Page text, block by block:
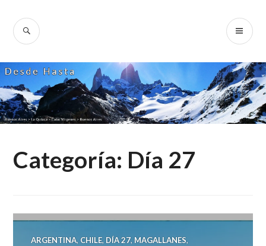
content
SEARCH
Categoría: Día 27
ARGENTINA,CHILE, DÍA 27, MAGALLANES,